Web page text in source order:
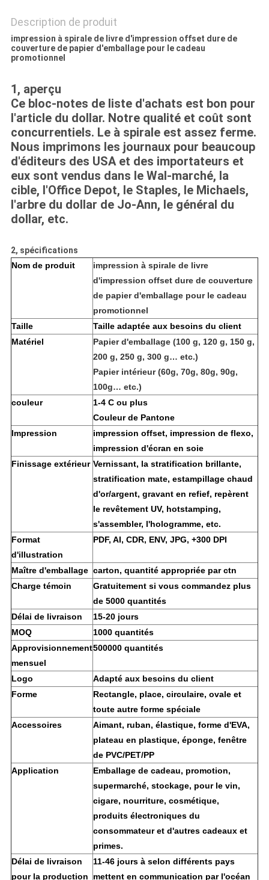
Description de produit
impression à spirale de livre d'impression offset dure de
couverture de papier d'emballage pour le cadeau
promotionnel
1, aperçu
Ce bloc-notes de liste d'achats est bon pour
l'article du dollar. Notre qualité et coût sont
concurrentiels. Le à spirale est assez ferme.
Nous imprimons les journaux pour beaucoup
d'éditeurs des USA et des importateurs et
eux sont vendus dans le Wal-marché, la
cible, l'Office Depot, le Staples, le Michaels,
l'arbre du dollar de Jo-Ann, le général du
dollar, etc.
2, spécifications
Nom de produit
impression à spirale de livre
d'impression offset dure de couverture
de papier d'emballage pour le cadeau
promotionnel
Taille
Taille adaptée aux besoins du client
Matériel
Papier d'emballage (100 g, 120 g, 150 g,
200 g, 250 g, 300 g… etc.)
Papier intérieur (60g, 70g, 80g, 90g,
100g… etc.)
couleur
1-4 C ou plus
Couleur de Pantone
Impression
impression offset, impression de flexo,
impression d'écran en soie
Finissage extérieur Vernissant, la stratification brillante,
stratification mate, estampillage chaud
d'or/argent, gravant en refief, repèrent
le revêtement UV, hotstamping,
s'assembler, l'hologramme, etc.
Format
d'illustration
PDF, AI, CDR, ENV, JPG, +300 DPI
Maître d'emballage carton, quantité appropriée par ctn
Charge témoin
Gratuitement si vous commandez plus
de 5000 quantités
Délai de livraison
15-20 jours
MOQ
1000 quantités
Approvisionnement
mensuel
500000 quantités
Logo
Adapté aux besoins du client
Forme
Rectangle, place, circulaire, ovale et
toute autre forme spéciale
Accessoires
Aimant, ruban, élastique, forme d'EVA,
plateau en plastique, éponge, fenêtre
de PVC/PET/PP
Application
Emballage de cadeau, promotion,
supermarché, stockage, pour le vin,
cigare, nourriture, cosmétique,
produits électroniques du
consommateur et d'autres cadeaux et
primes.
Délai de livraison
pour la production
11-46 jours à selon différents pays
mettent en communication par l'océan